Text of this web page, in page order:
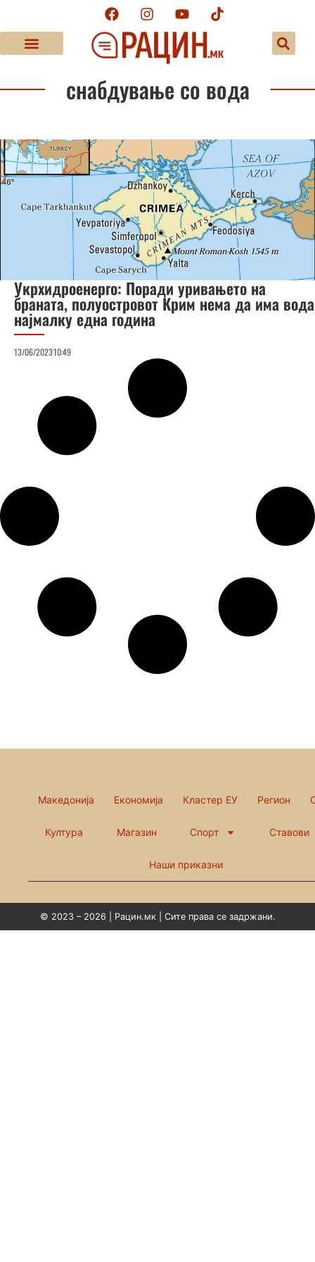
снабдување со вода
Укрхидроенерго: Поради уривањето на
браната, полуостровот Крим нема да има вода
најмалку една година
13/06/202310:49
Македонија Економија Кластер ЕУ Регион
Култура Магазин Спорт Ставови
Наши приказни
© 2023 – 2026 | Рацин.мк | Сите права се задржани.